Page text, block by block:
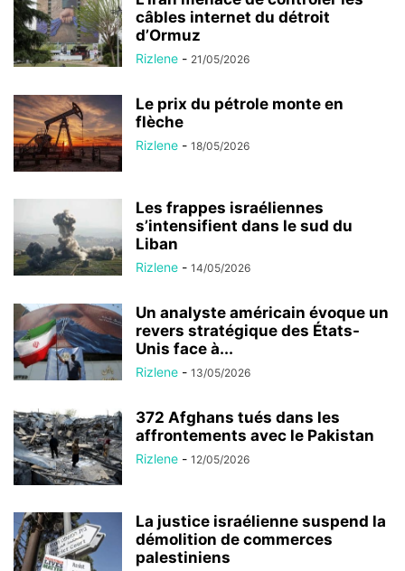
câbles internet du détroit
d’Ormuz
Rizlene - 21/05/2026
Le prix du pétrole monte en
flèche
Rizlene - 18/05/2026
Les frappes israéliennes
s’intensifient dans le sud du
Liban
Rizlene - 14/05/2026
Un analyste américain évoque un
revers stratégique des États-
Unis face à...
Rizlene - 13/05/2026
372 Afghans tués dans les
affrontements avec le Pakistan
Rizlene - 12/05/2026
La justice israélienne suspend la
démolition de commerces
palestiniens